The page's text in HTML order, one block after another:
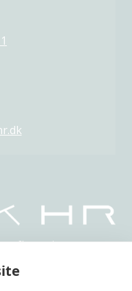
uafhængige,
indenfor HR.